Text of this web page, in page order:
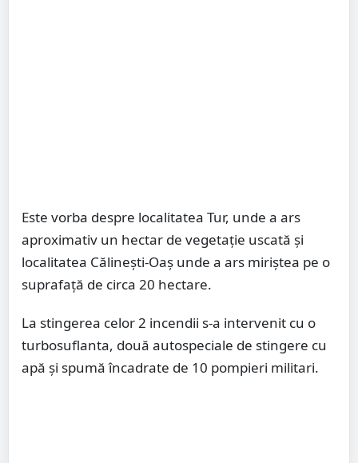
Este vorba despre localitatea Tur, unde a ars
aproximativ un hectar de vegetație uscată și
localitatea Călinești-Oaș unde a ars miriștea pe o
suprafață de circa 20 hectare.
La stingerea celor 2 incendii s-a intervenit cu o
turbosuflanta, două autospeciale de stingere cu
apă și spumă încadrate de 10 pompieri militari.